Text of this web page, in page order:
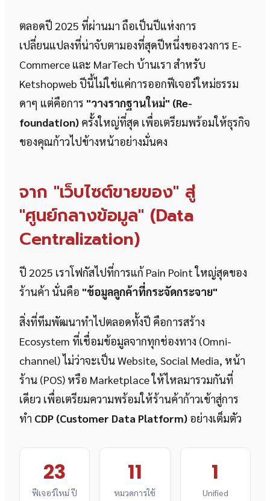
ตลอดปี 2025 ที่ผ่านมา ถือเป็นปีแห่งการ
เปลี่ยนแปลงที่น่าจับตามองที่สุดปีหนึ่งของวงการ E-
Commerce และ MarTech บ้านเรา สำหรับ
Ketshopweb ปีนี้ไม่ใช่แค่การออกฟีเจอร์ใหม่ธรรม
ดาๆ แต่คือการ "วางรากฐานใหม่" (Re-
foundation) ครั้งใหญ่ที่สุด เพื่อเตรียมพร้อมให้ธุรกิจ
ของคุณก้าวไปข้างหน้าอย่างมั่นคง
จาก "เว็บไซต์ขายของ" สู่
"ศูนย์กลางข้อมูล" (Data
Centralization)
ปี 2025 เราโฟกัสไปที่การแก้ Pain Point ใหญ่สุดของ
ร้านค้า นั่นคือ "ข้อมูลลูกค้าที่กระจัดกระจาย"
สิ่งที่ทีมพัฒนาทำไปตลอดทั้งปี คือการสร้าง
Ecosystem ที่เชื่อมข้อมูลจากทุกช่องทาง (Omni-
channel) ไม่ว่าจะเป็น Website, Social Media, หน้า
ร้าน (POS) หรือ Marketplace ให้ไหลมารวมกันที่
เดียว เพื่อเตรียมความพร้อมให้ร้านค้าก้าวเข้าสู่การ
ทำ CDP (Customer Data Platform) อย่างเต็มตัว
23
ฟีเจอร์ใหม่ ปี
11
หมวดการใช้
1
Unified